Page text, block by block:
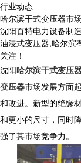
行业动态
哈尔滨干式变压器市
沈阳百特电力设备制
油浸式变压器,哈尔滨
关注！
沈阳哈尔滨干式变压
变压器市场发展方面
和改进。新型的绝缘
和更小的尺寸，同时
强了其市场竞争力。